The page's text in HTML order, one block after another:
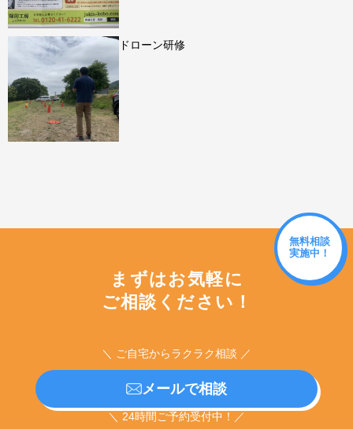
ドローン研修
無料相談
実施中！
まずはお気軽に
ご相談ください！
＼ ご自宅からラクラク相談 ／
メールで相談
＼ 24時間ご予約受付中！／